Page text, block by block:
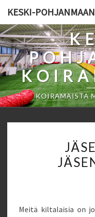
content
KESKI-
KOIRAMAISTA
Meitä kiltalaisia on